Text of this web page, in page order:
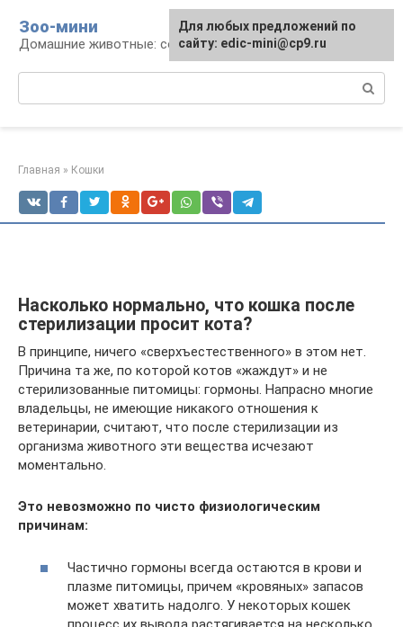
контенту
Зоо-мини
Домашние животные: содержание и уход
Главная » Кошки
Насколько нормально, что кошка после
стерилизации просит кота?
В принципе, ничего «сверхъестественного» в этом нет.
Причина та же, по которой котов «жаждут» и не
стерилизованные питомицы: гормоны. Напрасно многие
владельцы, не имеющие никакого отношения к
ветеринарии, считают, что после стерилизации из
организма животного эти вещества исчезают
моментально.
Это невозможно по чисто физиологическим
причинам:
Частично гормоны всегда остаются в крови и
плазме питомицы, причем «кровяных» запасов
может хватить надолго. У некоторых кошек
Для любых предложений по
сайту: edic-mini@cp9.ru